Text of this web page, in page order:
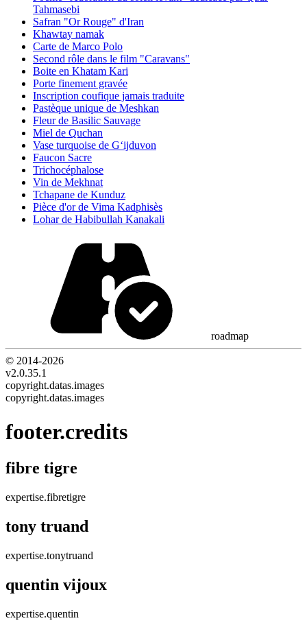
Tahmasebi
Safran "Or Rouge" d'Iran
Khawtay namak
Carte de Marco Polo
Second rôle dans le film "Caravans"
Boite en Khatam Kari
Porte finement gravée
Inscription coufique jamais traduite
Pastèque unique de Meshkan
Fleur de Basilic Sauvage
Miel de Quchan
Vase turquoise de G‘ijduvon
Faucon Sacre
Trichocéphalose
Vin de Mekhnat
Tchapane de Kunduz
Pièce d'or de Vima Kadphisès
Lohar de Habibullah Kanakali
roadmap
© 2014-2026
v2.0.35.1
copyright.datas.images
copyright.datas.images
footer.credits
fibre tigre
expertise.fibretigre
tony truand
expertise.tonytruand
quentin vijoux
expertise.quentin